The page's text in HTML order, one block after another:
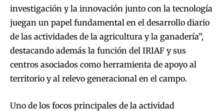
investigación y la innovación junto con la tecnología
juegan un papel fundamental en el desarrollo diario
de las actividades de la agricultura y la ganadería”,
destacando además la función del IRIAF y sus
centros asociados como herramienta de apoyo al
territorio y al relevo generacional en el campo.
Uno de los focos principales de la actividad